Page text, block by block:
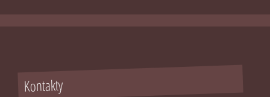
Kontakty